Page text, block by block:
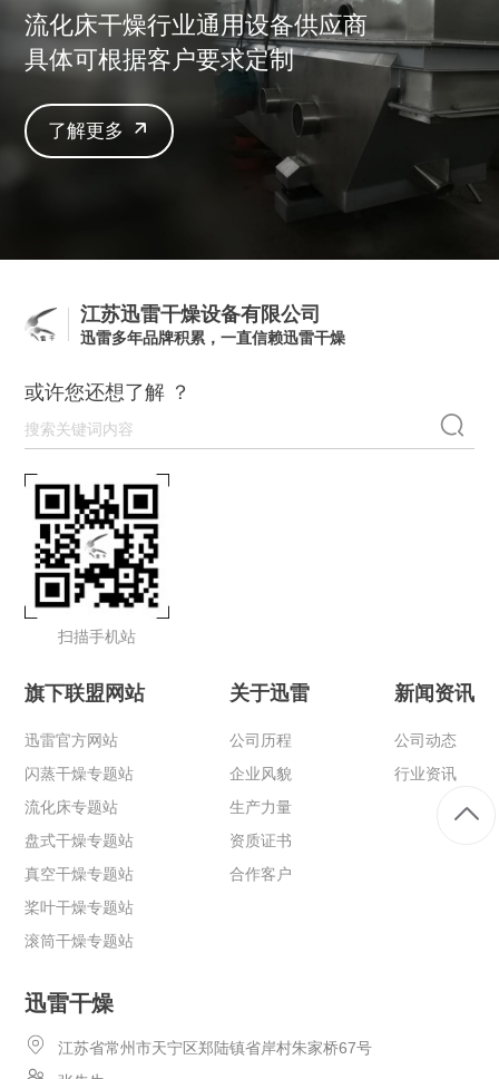
流化床干燥行业通用设备供应商
具体可根据客户要求定制
了解更多
江苏迅雷干燥设备有限公司
迅雷多年品牌积累，一直信赖迅雷干燥
或许您还想了解 ？
扫描手机站
旗下联盟网站
迅雷官方网站
闪蒸干燥专题站
流化床专题站
盘式干燥专题站
真空干燥专题站
桨叶干燥专题站
滚筒干燥专题站
关于迅雷
公司历程
企业风貌
生产力量
资质证书
合作客户
新闻资讯
公司动态
行业资讯
迅雷干燥
江苏省常州市天宁区郑陆镇省岸村朱家桥67号